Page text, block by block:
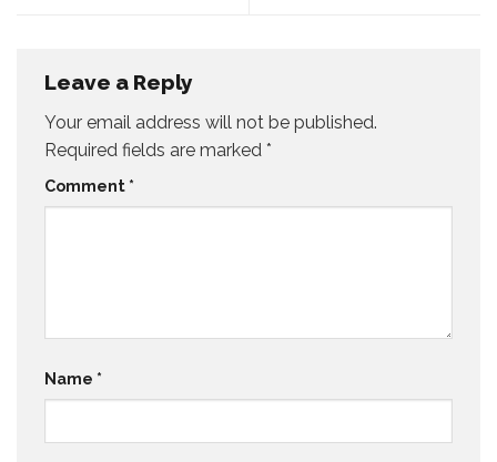
Leave a Reply
Your email address will not be published.
Required fields are marked *
Comment *
Name *